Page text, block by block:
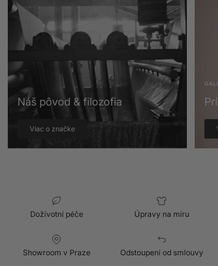
Náš pôvod & filozofia
Viac o značke
Doživotní péče Úpravy na míru
Showroom v Praze Odstoupení od smlouvy